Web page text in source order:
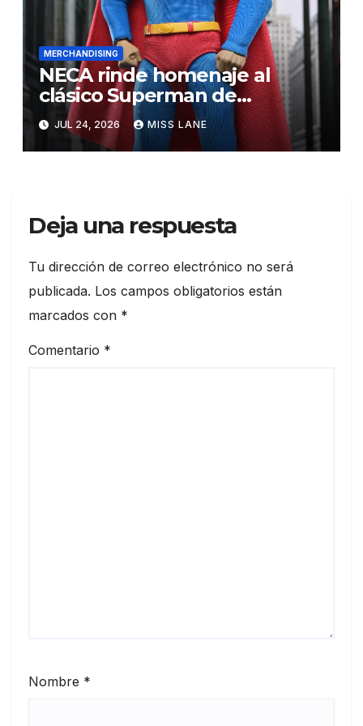
MERCHANDISING
NECA rinde homenaje al
clásico Superman de
Christopher Reeve
JUL 24, 2026 MISS LANE
Deja una respuesta
Tu dirección de correo electrónico no será
publicada. Los campos obligatorios están
marcados con *
Comentario *
Nombre *